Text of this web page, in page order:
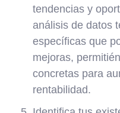
tendencias y
análisis de datos
específicas que
mejoras,
concretas para
rentabilidad.